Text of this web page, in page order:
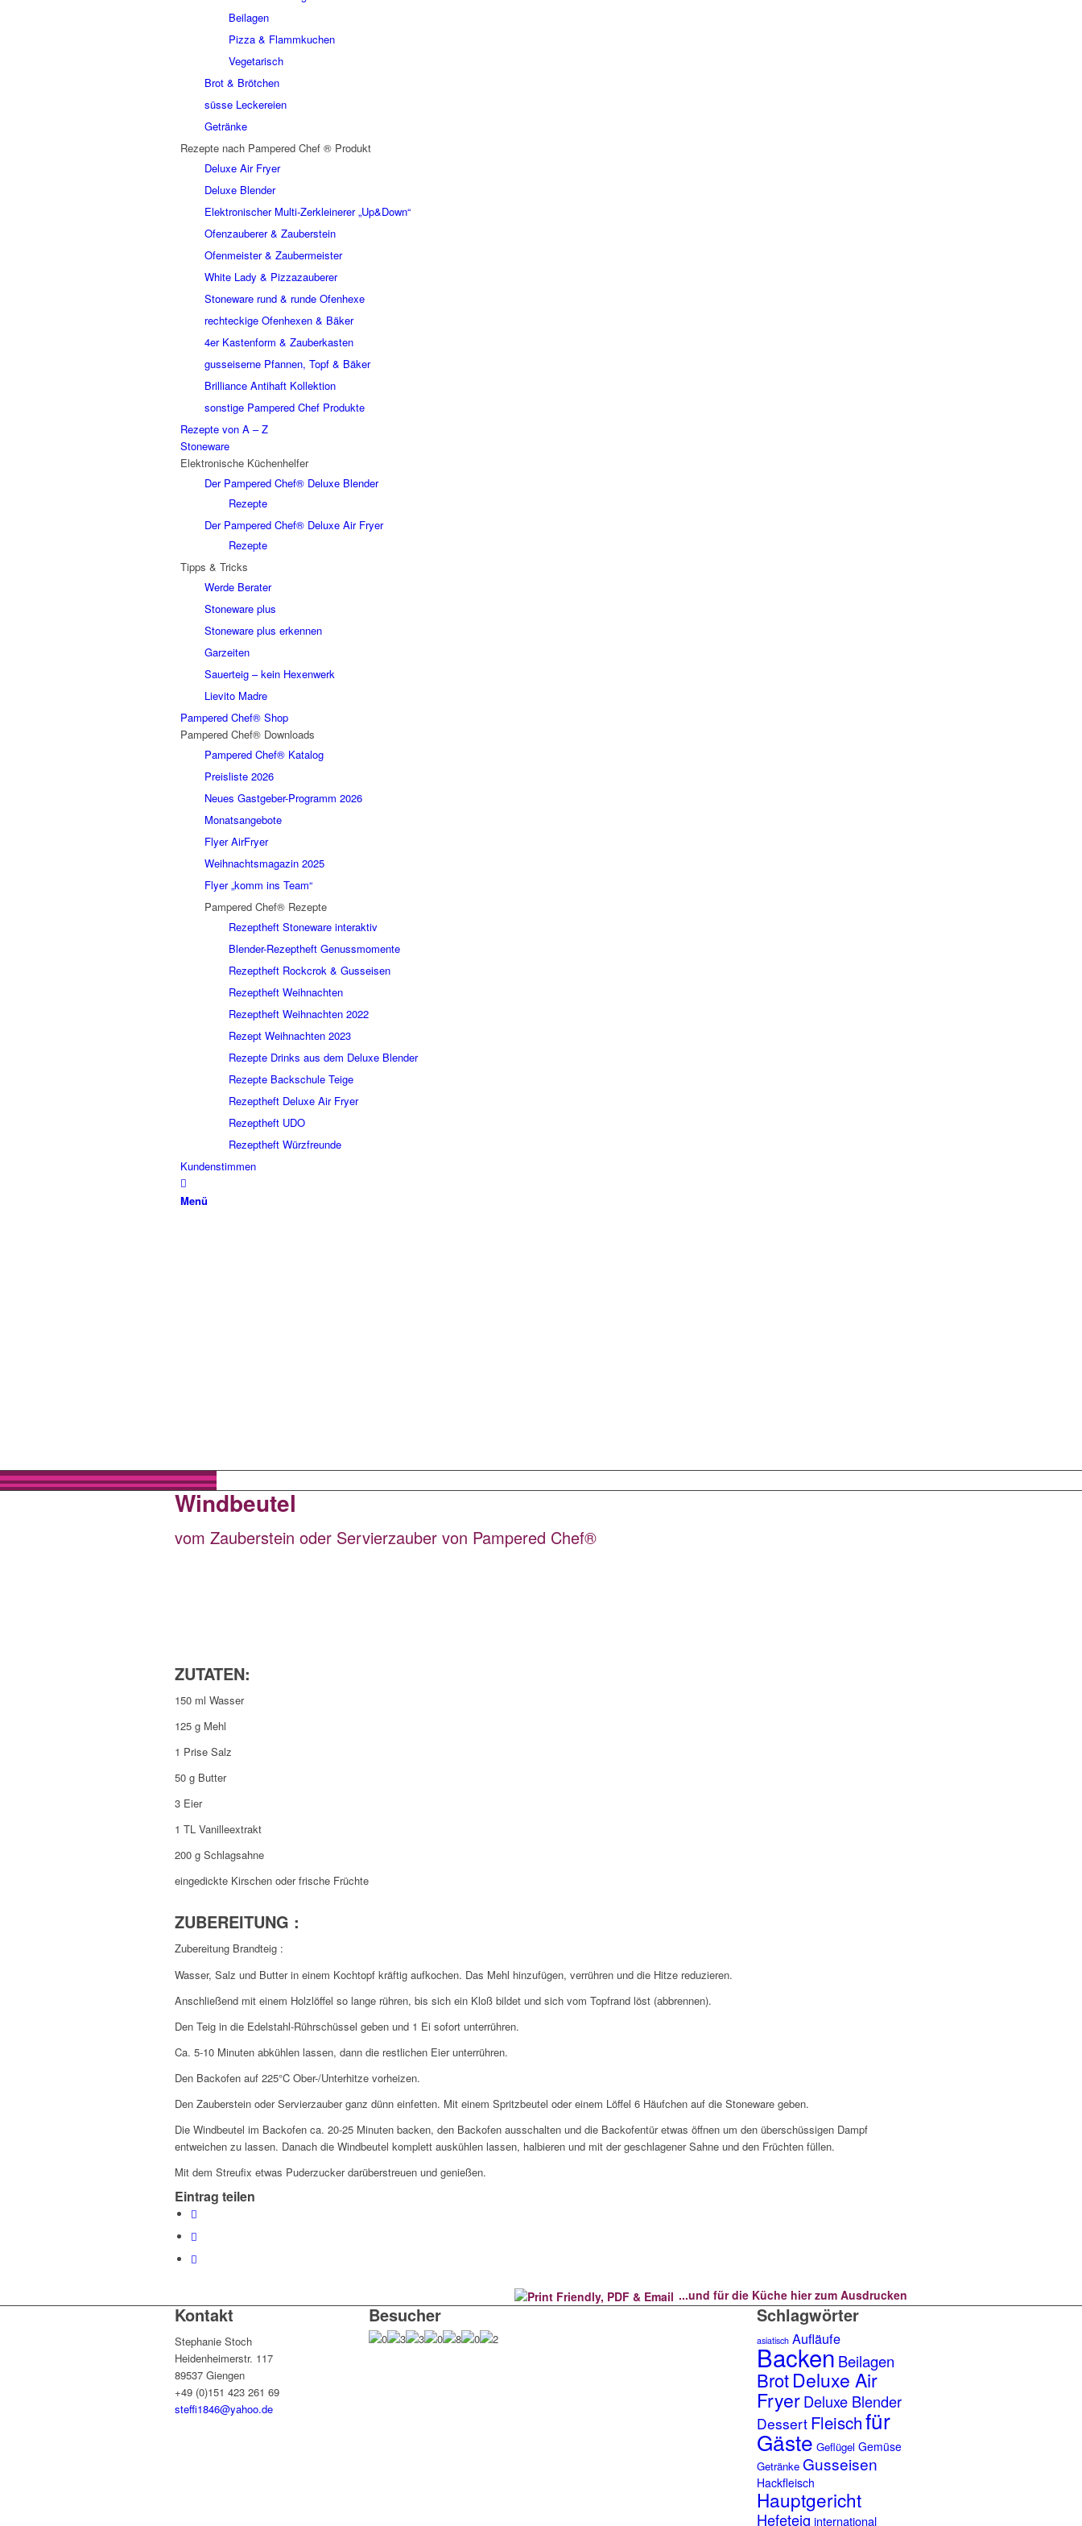
Beilagen
Pizza & Flammkuchen
Vegetarisch
Brot & Brötchen
süsse Leckereien
Getränke
Rezepte nach Pampered Chef ® Produkt
Deluxe Air Fryer
Deluxe Blender
Elektronischer Multi-Zerkleinerer „Up&Down“
Ofenzauberer & Zauberstein
Ofenmeister & Zaubermeister
White Lady & Pizzazauberer
Stoneware rund & runde Ofenhexe
rechteckige Ofenhexen & Bäker
4er Kastenform & Zauberkasten
gusseiserne Pfannen, Topf & Bäker
Brilliance Antihaft Kollektion
sonstige Pampered Chef Produkte
Rezepte von A – Z
Stoneware
Elektronische Küchenhelfer
Der Pampered Chef® Deluxe Blender
Rezepte
Der Pampered Chef® Deluxe Air Fryer
Rezepte
Tipps & Tricks
Werde Berater
Stoneware plus
Stoneware plus erkennen
Garzeiten
Sauerteig – kein Hexenwerk
Lievito Madre
Pampered Chef® Shop
Pampered Chef® Downloads
Pampered Chef® Katalog
Preisliste 2026
Neues Gastgeber-Programm 2026
Monatsangebote
Flyer AirFryer
Weihnachtsmagazin 2025
Flyer „komm ins Team“
Pampered Chef® Rezepte
Rezeptheft Stoneware interaktiv
Blender-Rezeptheft Genussmomente
Rezeptheft Rockcrok & Gusseisen
Rezeptheft Weihnachten
Rezeptheft Weihnachten 2022
Rezept Weihnachten 2023
Rezepte Drinks aus dem Deluxe Blender
Rezepte Backschule Teige
Rezeptheft Deluxe Air Fryer
Rezeptheft UDO
Rezeptheft Würzfreunde
Kundenstimmen
Menü
Windbeutel
vom Zauberstein oder Servierzauber von Pampered Chef®
ZUTATEN:
150 ml Wasser
125 g Mehl
1 Prise Salz
50 g Butter
3 Eier
1 TL Vanilleextrakt
200 g Schlagsahne
eingedickte Kirschen oder frische Früchte
ZUBEREITUNG :
Zubereitung Brandteig :
Wasser, Salz und Butter in einem Kochtopf kräftig aufkochen. Das Mehl hinzufügen, verrühren und die Hitze reduzieren.
Anschließend mit einem Holzlöffel so lange rühren, bis sich ein Kloß bildet und sich vom Topfrand löst (abbrennen).
Den Teig in die Edelstahl-Rührschüssel geben und 1 Ei sofort unterrühren.
Ca. 5-10 Minuten abkühlen lassen, dann die restlichen Eier unterrühren.
Den Backofen auf 225°C Ober-/Unterhitze vorheizen.
Den Zauberstein oder Servierzauber ganz dünn einfetten. Mit einem Spritzbeutel oder einem Löffel 6 Häufchen auf die Stoneware geben.
Die Windbeutel im Backofen ca. 20-25 Minuten backen, den Backofen ausschalten und die Backofentür etwas öffnen um den überschüssigen Dampf
entweichen zu lassen. Danach die Windbeutel komplett auskühlen lassen, halbieren und mit der geschlagener Sahne und den Früchten füllen.
Mit dem Streufix etwas Puderzucker darüberstreuen und genießen.
Eintrag teilen
...und für die Küche hier zum Ausdrucken
Kontakt
Stephanie Stoch
Heidenheimerstr. 117
89537 Giengen
+49 (0)151 423 261 69
steffi1846@yahoo.de
Besucher Schlagwörter
asiatisch Aufläufe
Backen Beilagen
BrotDeluxe Air
FryerDeluxe Blender
Dessert Fleischfür
Gäste Geflügel Gemüse
Getränke Gusseisen
Hackfleisch
Hauptgericht
Hefeteig international